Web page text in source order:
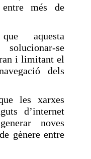
entre més de
aquesta
se
i limitant el
dels
les xarxes
d’internet
noves
gènere entre